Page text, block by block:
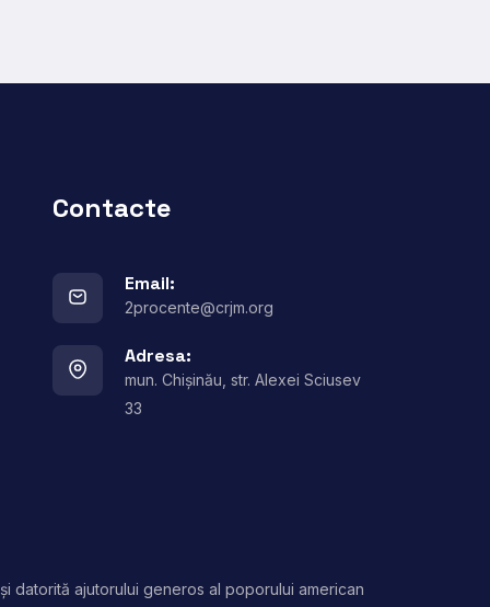
Contacte
Email:
2procente@crjm.org
Adresa:
mun. Chișinău, str. Alexei Sciusev
33
datorită ajutorului generos al poporului american